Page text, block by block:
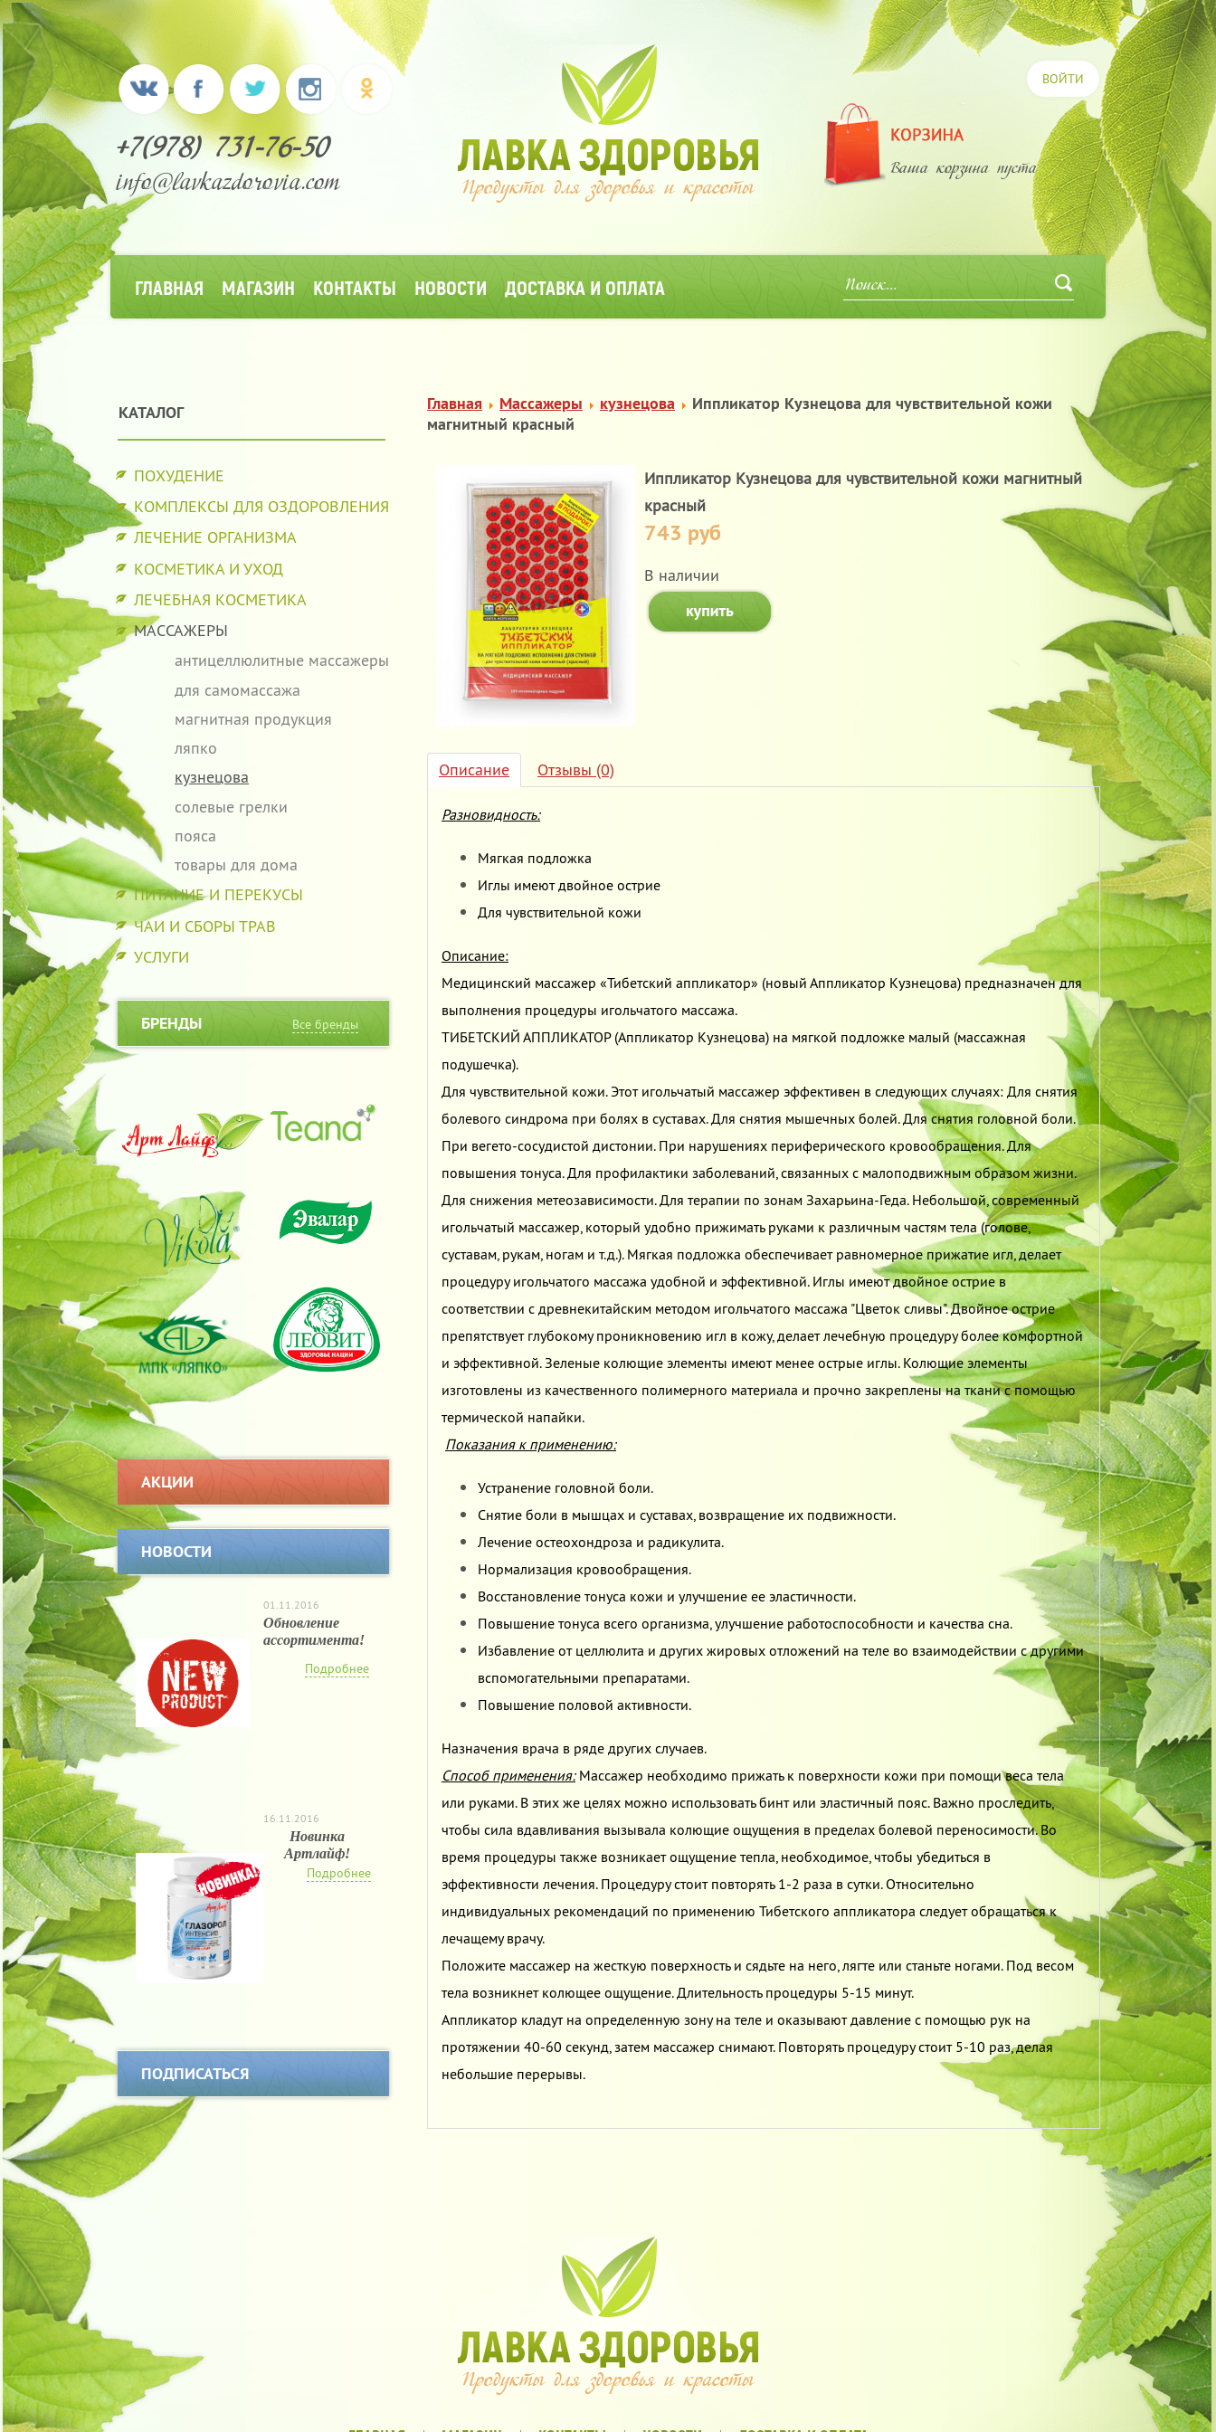
+7(978) 731-76-50
info@lavkazdorovia.com
ВОЙТИ
Ваша корзина пуста
ГЛАВНАЯ МАГАЗИН КОНТАКТЫ НОВОСТИ ДОСТАВКА И ОПЛАТА
КАТАЛОГ
ПОХУДЕНИЕ
КОМПЛЕКСЫ ДЛЯ ОЗДОРОВЛЕНИЯ
ЛЕЧЕНИЕ ОРГАНИЗМА
КОСМЕТИКА И УХОД
ЛЕЧЕБНАЯ КОСМЕТИКА
МАССАЖЕРЫ
антицеллюлитные массажеры
для самомассажа
магнитная продукция
ляпко
кузнецова
солевые грелки
пояса
товары для дома
ПИТАНИЕ И ПЕРЕКУСЫ
ЧАИ И СБОРЫ ТРАВ
УСЛУГИ
БРЕНДЫ Все бренды
АКЦИИ
НОВОСТИ
01.11.2016
Обновление
ассортимента!
Подробнее
16.11.2016
Новинка
Артлайф!
Подробнее
ПОДПИСАТЬСЯ
Главная Массажеры кузнецова
Иппликатор Кузнецова для чувствительной кожи
магнитный красный
Иппликатор Кузнецова для чувствительной кожи магнитный
красный
743 руб
В наличии
Описание Отзывы (0)
Разновидность:
Мягкая подложка
Иглы имеют двойное острие
Для чувствительной кожи
Описание:
Медицинский массажер «Тибетский аппликатор» (новый Аппликатор Кузнецова) предназначен для
выполнения процедуры игольчатого массажа.
ТИБЕТСКИЙ АППЛИКАТОР (Аппликатор Кузнецова) на мягкой подложке малый (массажная
подушечка).
Для чувствительной кожи. Этот игольчатый массажер эффективен в следующих случаях: Для снятия
болевого синдрома при болях в суставах. Для снятия мышечных болей. Для снятия головной боли.
При вегето-сосудистой дистонии. При нарушениях периферического кровообращения. Для
повышения тонуса. Для профилактики заболеваний, связанных с малоподвижным образом жизни.
Для снижения метеозависимости. Для терапии по зонам Захарьина-Геда. Небольшой, современный
игольчатый массажер, который удобно прижимать руками к различным частям тела (голове,
суставам, рукам, ногам и т.д.). Мягкая подложка обеспечивает равномерное прижатие игл, делает
процедуру игольчатого массажа удобной и эффективной. Иглы имеют двойное острие в
соответствии с древнекитайским методом игольчатого массажа "Цветок сливы". Двойное острие
препятствует глубокому проникновению игл в кожу, делает лечебную процедуру более комфортной
и эффективной. Зеленые колющие элементы имеют менее острые иглы. Колющие элементы
изготовлены из качественного полимерного материала и прочно закреплены на ткани с помощью
термической напайки.
Показания к применению:
Устранение головной боли.
Снятие боли в мышцах и суставах, возвращение их подвижности.
Лечение остеохондроза и радикулита.
Нормализация кровообращения.
Восстановление тонуса кожи и улучшение ее эластичности.
Повышение тонуса всего организма, улучшение работоспособности и качества сна.
Избавление от целлюлита и других жировых отложений на теле во взаимодействии с другими
вспомогательными препаратами.
Повышение половой активности.
Назначения врача в ряде других случаев.
Способ применения:Массажер необходимо прижать к поверхности кожи при помощи веса тела
или руками. В этих же целях можно использовать бинт или эластичный пояс. Важно проследить,
чтобы сила вдавливания вызывала колющие ощущения в пределах болевой переносимости. Во
время процедуры также возникает ощущение тепла, необходимое, чтобы убедиться в
эффективности лечения. Процедуру стоит повторять 1-2 раза в сутки. Относительно
индивидуальных рекомендаций по применению Тибетского аппликатора следует обращаться к
лечащему врачу.
Положите массажер на жесткую поверхность и сядьте на него, лягте или станьте ногами. Под весом
тела возникнет колющее ощущение. Длительность процедуры 5-15 минут.
Аппликатор кладут на определенную зону на теле и оказывают давление с помощью рук на
протяжении 40-60 секунд, затем массажер снимают. Повторять процедуру стоит 5-10 раз, делая
небольшие перерывы.